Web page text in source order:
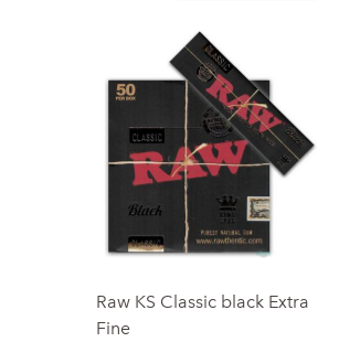
Raw KS Classic black Extra
Fine